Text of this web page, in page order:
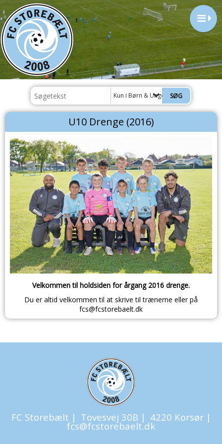
Kun i Børn & Ungdom
U10 Drenge (2016)
Velkommen til holdsiden for årgang 2016 drenge.
Du er altid velkommen til at skrive til trænerne eller på
fcs@fcstorebaelt.dk
FC Storebælt | Tovesvej 30B | 4220 Korsør |
fcs@fcstorebaelt.dk